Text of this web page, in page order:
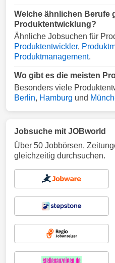
Welche ähnlichen Berufe
Produktentwicklung?
Ähnliche Jobsuchen für
Produktentwickler,
Produktmanagement.
Wo gibt es die meisten
Besonders viele
Berlin, Hamburg und
Jobsuche mit JOBworld
Über 50 Jobbörsen,
gleichzeitig durchsuchen.